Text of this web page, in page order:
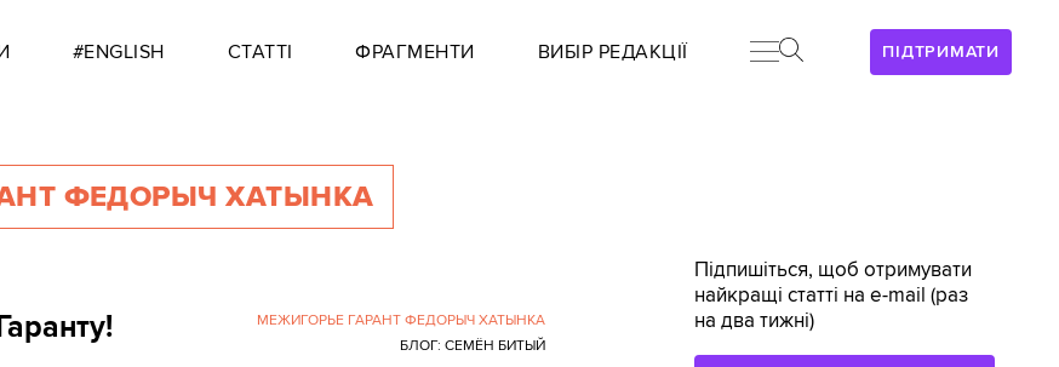
ПІДТРИМАТИ
#ENGLISH СТАТТІ ФРАГМЕНТИ ВИБІР РЕДАКЦІЇ
ФЕДОРЫЧ ХАТЫНКА
МЕЖИГОРЬЕ ГАРАНТ ФЕДОРЫЧ ХАТЫНКА
БЛОГ: СЕМЁН БИТЫЙ
Підпишіться, щоб отримувати
найкращі статті на e-mail (раз
на два тижні)